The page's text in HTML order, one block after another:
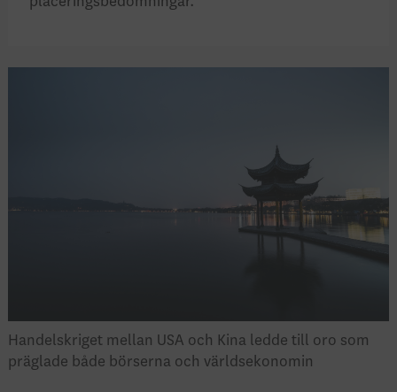
Handelskriget mellan USA och Kina ledde till oro som
präglade både börserna och världsekonomin